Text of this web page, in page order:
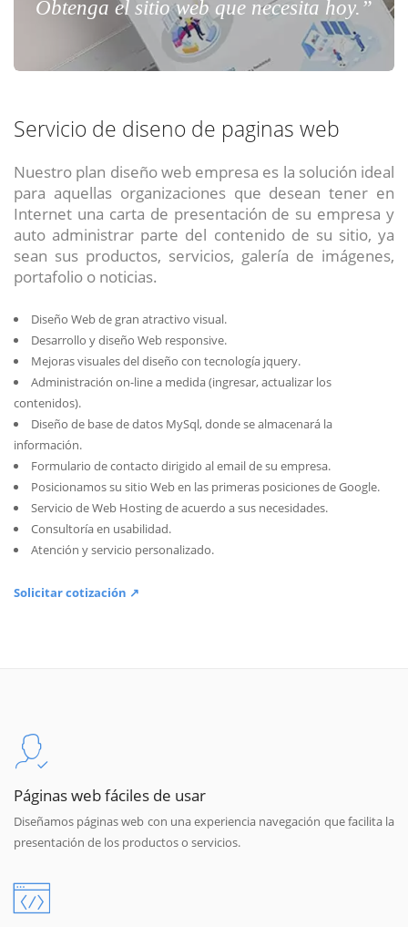
Obtenga el sitio web que necesita hoy.”
Servicio de diseno de paginas web
Nuestro plan diseño web empresa es la solución ideal
para aquellas organizaciones que desean tener en
Internet una carta de presentación de su empresa y
auto administrar parte del contenido de su sitio, ya
sean sus productos, servicios, galería de imágenes,
portafolio o noticias.
Diseño Web de gran atractivo visual.
Desarrollo y diseño Web responsive.
Mejoras visuales del diseño con tecnología jquery.
Administración on-line a medida (ingresar, actualizar los
contenidos).
Diseño de base de datos MySql, donde se almacenará la
información.
Formulario de contacto dirigido al email de su empresa.
Posicionamos su sitio Web en las primeras posiciones de Google.
Servicio de Web Hosting de acuerdo a sus necesidades.
Consultoría en usabilidad.
Atención y servicio personalizado.
Solicitar cotización ↗
Páginas web fáciles de usar
Diseñamos páginas web con una experiencia navegación que facilita la
presentación de los productos o servicios.